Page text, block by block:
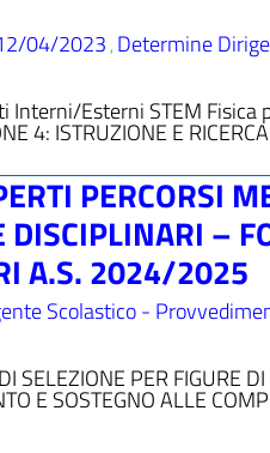
04/2023, Determine
Interni/Esterni STEM Fisica
4: ISTRUZIONE E
PERCORSI
–
A.S. 2024/2025
Scolastico -
SELEZIONE PER FIGURE
E SOSTEGNO ALLE